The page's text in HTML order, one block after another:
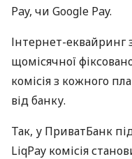
Pay, чи Google Pay.
Інтернет-еквайринг
щомісячної
комісія з кожного
від банку.
Так, у ПриватБанк
LiqPay комісія